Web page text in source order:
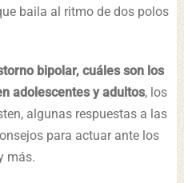
baila al ritmo de dos polos
bipolar, cuáles son los
adolescentes y adultos, los
algunas respuestas a las
para actuar ante los
más.